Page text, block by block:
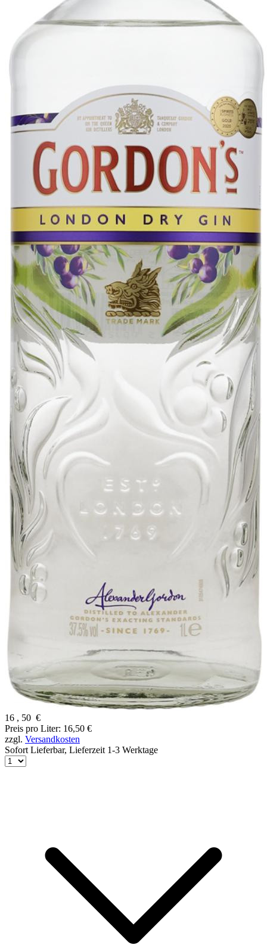
16 , 50 €
Preis pro Liter: 16,50 €
zzgl. Versandkosten
Sofort Lieferbar, Lieferzeit 1-3 Werktage